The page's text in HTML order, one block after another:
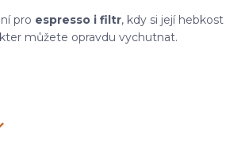
pro espresso i filtr, kdy si její hebkost
můžete opravdu vychutnat.